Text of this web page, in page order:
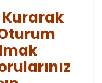
Kurarak